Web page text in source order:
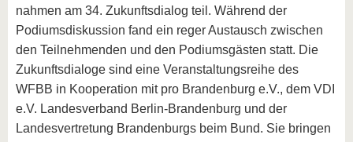
nahmen am 34. Zukunftsdialog teil. Während der
Podiumsdiskussion fand ein reger Austausch zwischen
den Teilnehmenden und den Podiumsgästen statt. Die
Zukunftsdialoge sind eine Veranstaltungsreihe des
WFBB in Kooperation mit pro Brandenburg e.V., dem VDI
e.V. Landesverband Berlin-Brandenburg und der
Landesvertretung Brandenburgs beim Bund. Sie bringen